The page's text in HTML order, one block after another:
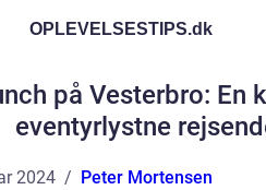
OPLEVELSESTIPS.dk
på Vesterbro: En
eventyrlystne
2024 Peter Mortensen